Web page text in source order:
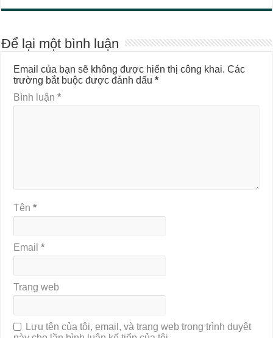
Để lại một bình luận
Email của bạn sẽ không được hiển thị công khai. Các
trường bắt buộc được đánh dấu*
Bình luận*
Tên*
Email*
Trang web
Lưu tên của tôi, email, và trang web trong trình duyệt